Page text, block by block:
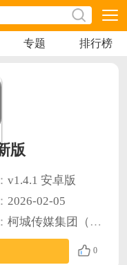
专题 排行榜
版
v1.4.1 安卓版
2026-02-05
柯城传媒集团（衢州市柯城区融媒体中心）
0